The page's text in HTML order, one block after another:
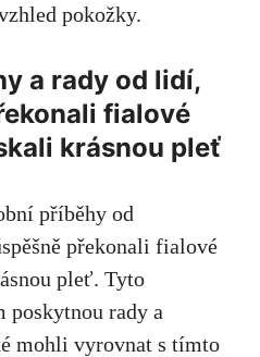
pokožky.
a rady od lidí,
fialové
krásnou⁣ pleť
příběhy od
překonali fialové
pleť. Tyto
rady a
mohli vyrovnat‌ s tímto